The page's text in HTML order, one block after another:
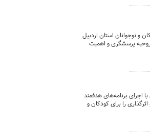
و نوجوانان استان اردبیل
روحیه پرسشگری و اهمیت
اردبیل با اجرای برنامه‌های هدفمند
را برای کودکان و